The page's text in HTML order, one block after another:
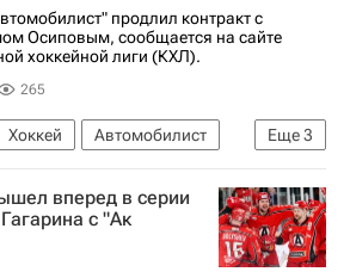
Анонсы и трансляции матчей
продлил контракт с
Осиповым, сообщается на сайте
хоккейной лиги (КХЛ).
265
Еще3
Хоккей
Автомобилист
2026
вперед в серии
с "Ак